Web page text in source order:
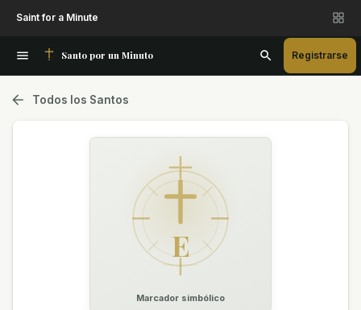
Saint for a Minute
Santo por un Minuto Registrarse
Todos los Santos
E
Marcador simbólico